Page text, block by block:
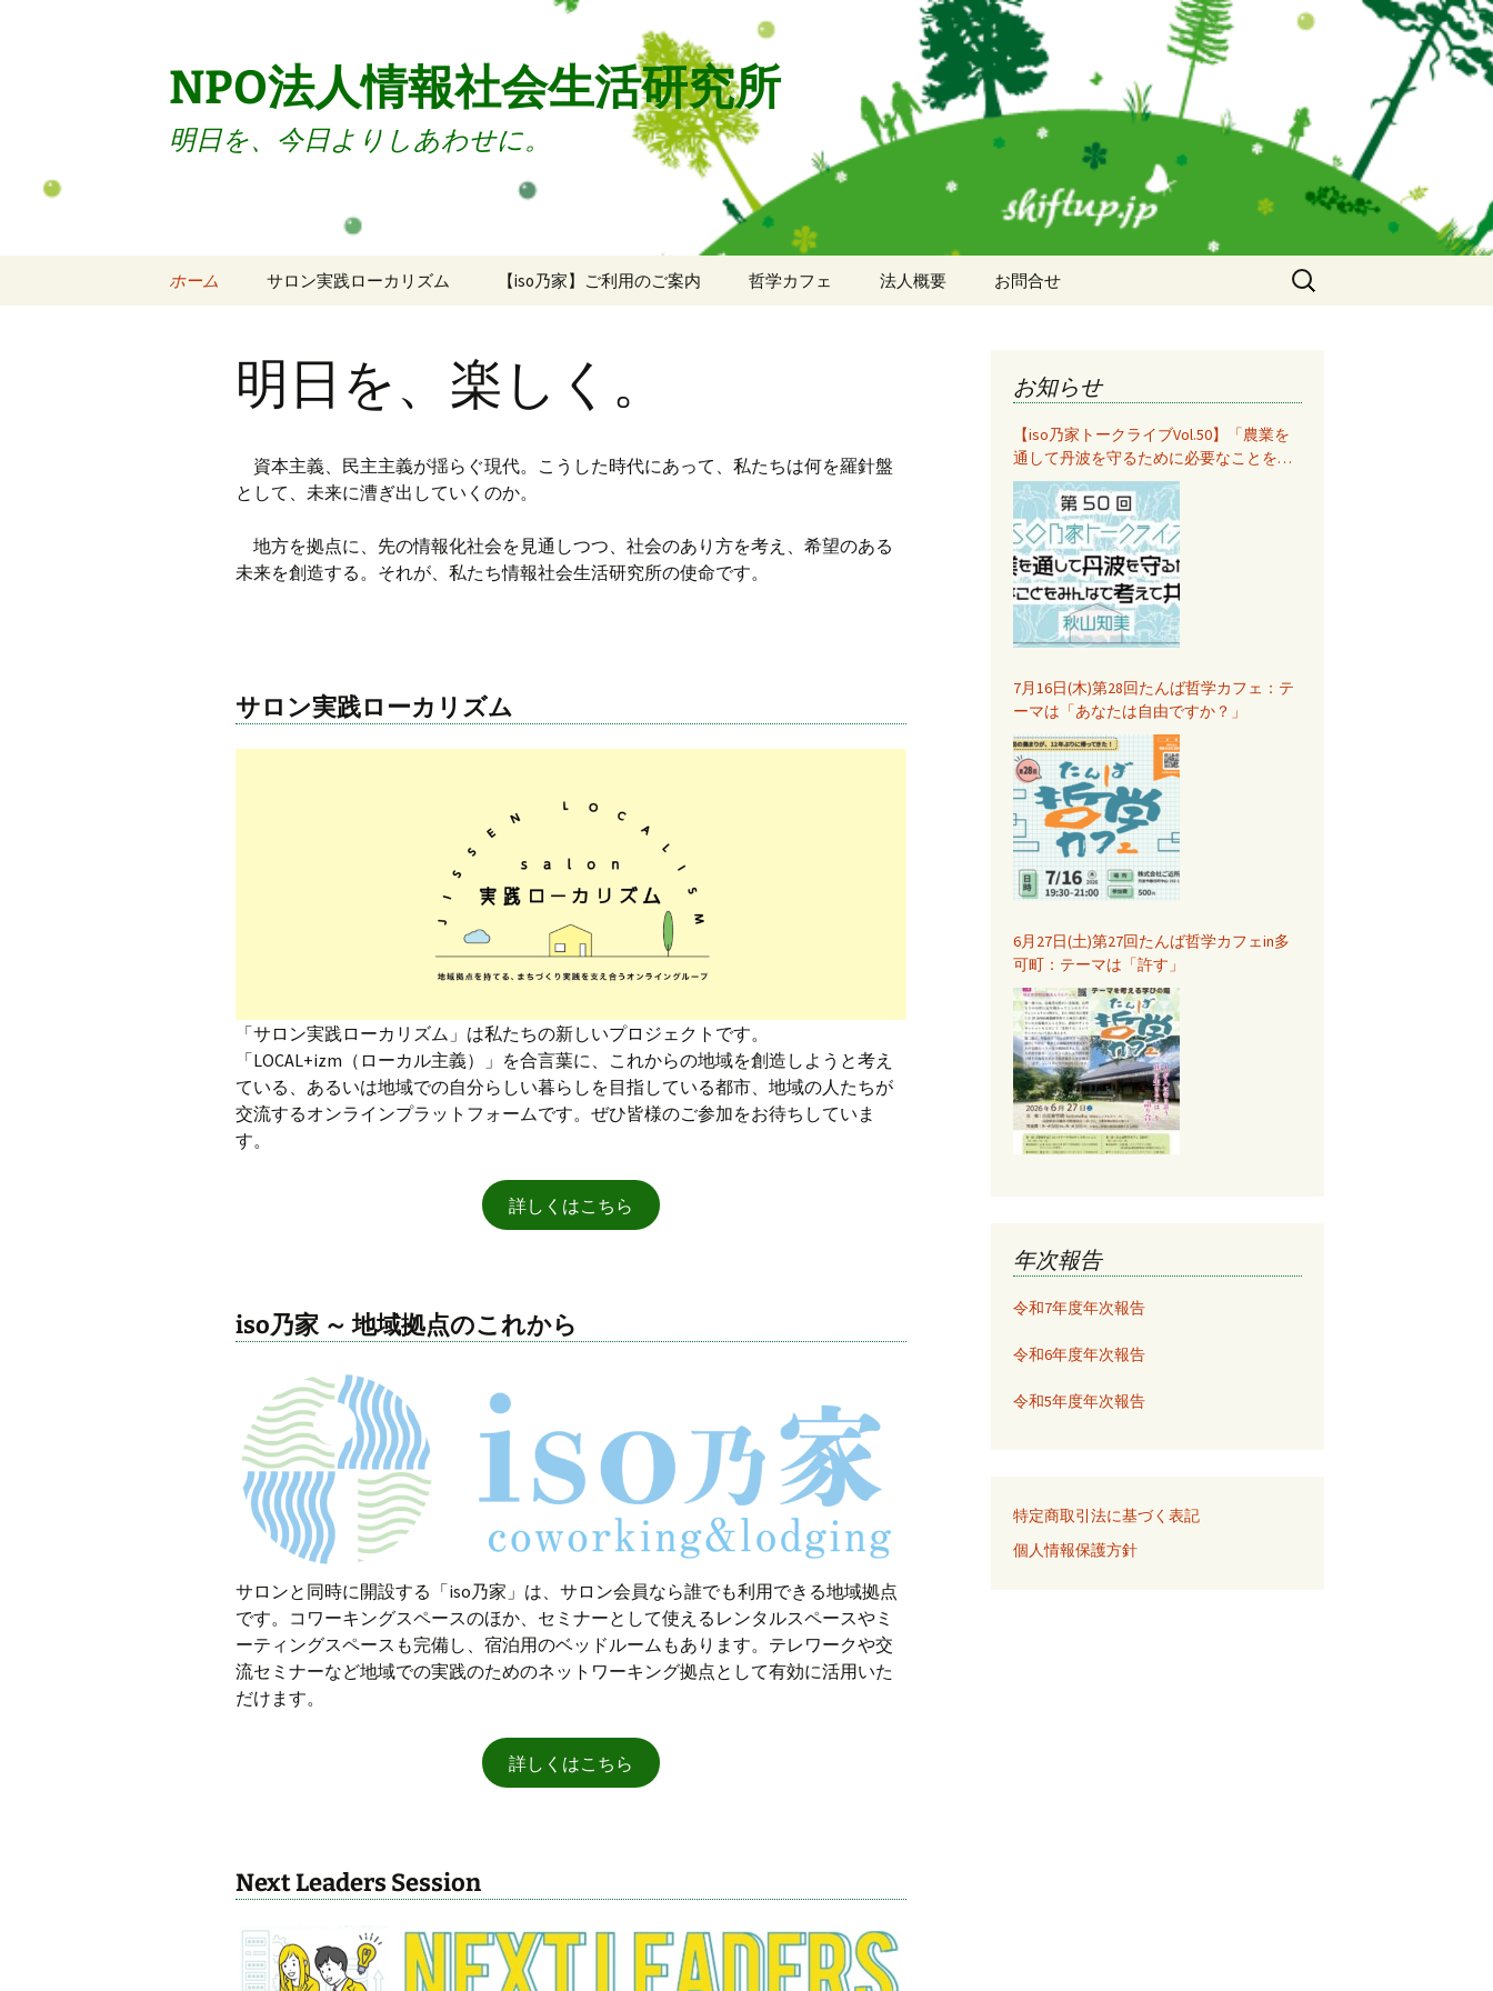
プ
NPO法人情報社会生活研究所
明日を、今日よりしあわせに。
ホーム サロン実践ローカリズム
サロン入会
会員向けセミナー
【iso乃家】ご利用のご案内
ドロップイン申込
ミーティングルーム申
込
ナイトルーム申込
哲学カフェ 法人概要 お問合せ
検
索:
明日を、楽しく。
資本主義、民主主義が揺らぐ現代。こうした時代にあって、私たちは何を羅針盤
として、未来に漕ぎ出していくのか。
地方を拠点に、先の情報化社会を見通しつつ、社会のあり方を考え、希望のある
未来を創造する。それが、私たち情報社会生活研究所の使命です。
サロン実践ローカリズム
「サロン実践ローカリズム」は私たちの新しいプロジェクトです。
「LOCAL+izm（ローカル主義）」を合言葉に、これからの地域を創造しようと考え
ている、あるいは地域での自分らしい暮らしを目指している都市、地域の人たちが
交流するオンラインプラットフォームです。ぜひ皆様のご参加をお待ちしていま
す。
詳しくはこちら
iso乃家 ～ 地域拠点のこれから
サロンと同時に開設する「iso乃家」は、サロン会員なら誰でも利用できる地域拠点
です。コワーキングスペースのほか、セミナーとして使えるレンタルスペースやミ
ーティングスペースも完備し、宿泊用のベッドルームもあります。テレワークや交
流セミナーなど地域での実践のためのネットワーキング拠点として有効に活用いた
だけます。
詳しくはこちら
Next Leaders Session
お知らせ
【iso乃家トークライブVol.50】「農業を
通して丹波を守るために必要なことをみ
んなで考えて共有する」秋山知美
7月16日(木)第28回たんば哲学カフェ：テ
ーマは「あなたは自由ですか？」
6月27日(土)第27回たんば哲学カフェin多
可町：テーマは「許す」
年次報告
令和7年度年次報告
令和6年度年次報告
令和5年度年次報告
特定商取引法に基づく表記
個人情報保護方針